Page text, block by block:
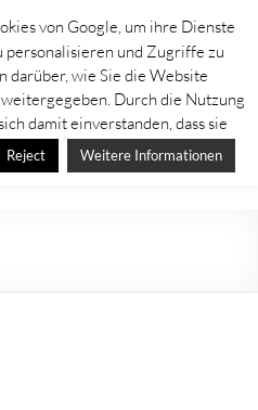
und Aktuelles rechts und links der
Lahn
von Google, um ihre Dienste
und Zugriffe zu
darüber, wie Sie die Website
Durch die Nutzung
damit einverstanden, dass sie
Reject Weitere Informationen